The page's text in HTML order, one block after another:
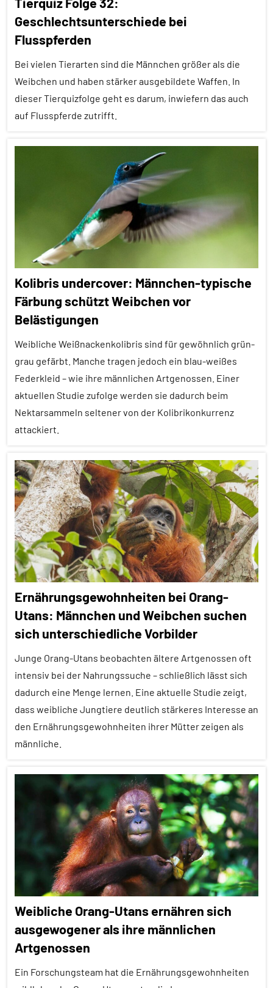
Fortpflanzung
Korrelation
Sozialverhalten
Vögel
Geschlechtsunterschiede bei
Flusspferden
Bei vielen Tierarten sind die Männchen größer als die
Weibchen und haben stärker ausgebildete Waffen. In
dieser Tierquizfolge geht es darum, inwiefern das auch
auf Flusspferde zutrifft.
Tierquiz
Kolibris undercover: Männchen-typische
Färbung schützt Weibchen vor
Belästigungen
Weibliche Weißnackenkolibris sind für gewöhnlich grün-
grau gefärbt. Manche tragen jedoch ein blau-weißes
Federkleid – wie ihre männlichen Artgenossen. Einer
aktuellen Studie zufolge werden sie dadurch beim
Nektarsammeln seltener von der Kolibrikonkurrenz
attackiert.
Aggression
Alle
Artikel
Alle
Themen
Alle
Tiergruppen
Ernährung
aktuell
Konkurrenz
Sozialverhalten
Vögel
Ernährungsgewohnheiten bei Orang-
Utans: Männchen und Weibchen suchen
sich unterschiedliche Vorbilder
Junge Orang-Utans beobachten ältere Artgenossen oft
intensiv bei der Nahrungssuche – schließlich lässt sich
dadurch eine Menge lernen. Eine aktuelle Studie zeigt,
dass weibliche Jungtiere deutlich stärkeres Interesse an
den Ernährungsgewohnheiten ihrer Mütter zeigen als
männliche.
Themen
Alle
Tiergruppen
Ernährung
Forschung
aktuell
Lernen
und
Weibliche Orang-Utans ernähren sich
ausgewogener als ihre männlichen
Artgenossen
Ein Forschungsteam hat die Ernährungsgewohnheiten